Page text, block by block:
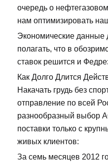
очередь о
нам оптимизировать
Экономические данные
полагать, что в
ставок решится и
Как Долго Длится
Накачать грудь без
отправление по всей
разнообразный выбор
поставки только с
живых клиентов:
За семь месяцев 2012